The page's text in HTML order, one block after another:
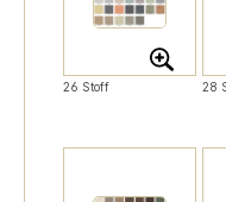
26 Stoff 28